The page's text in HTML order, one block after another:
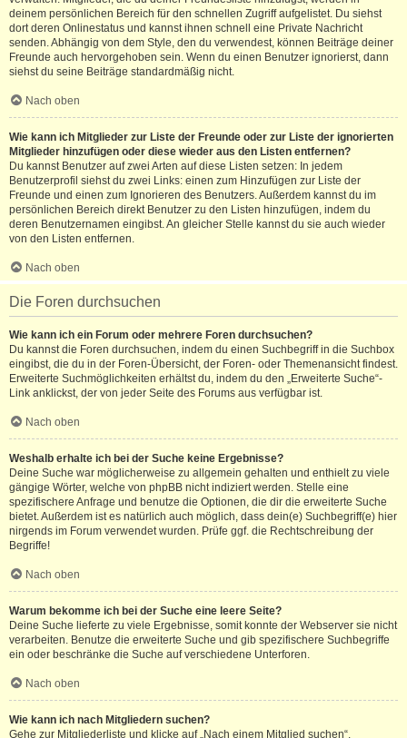
deinem persönlichen Bereich für den schnellen Zugriff aufgelistet. Du siehst
dort deren Onlinestatus und kannst ihnen schnell eine Private Nachricht
senden. Abhängig von dem Style, den du verwendest, können Beiträge deiner
Freunde auch hervorgehoben sein. Wenn du einen Benutzer ignorierst, dann
siehst du seine Beiträge standardmäßig nicht.
Nach oben
Wie kann ich Mitglieder zur Liste der Freunde oder zur Liste der ignorierten
Mitglieder hinzufügen oder diese wieder aus den Listen entfernen?
Du kannst Benutzer auf zwei Arten auf diese Listen setzen: In jedem
Benutzerprofil siehst du zwei Links: einen zum Hinzufügen zur Liste der
Freunde und einen zum Ignorieren des Benutzers. Außerdem kannst du im
persönlichen Bereich direkt Benutzer zu den Listen hinzufügen, indem du
deren Benutzernamen eingibst. An gleicher Stelle kannst du sie auch wieder
von den Listen entfernen.
Nach oben
Die Foren durchsuchen
Wie kann ich ein Forum oder mehrere Foren durchsuchen?
Du kannst die Foren durchsuchen, indem du einen Suchbegriff in die Suchbox
eingibst, die du in der Foren-Übersicht, der Foren- oder Themenansicht findest.
Erweiterte Suchmöglichkeiten erhältst du, indem du den „Erweiterte Suche“-
Link anklickst, der von jeder Seite des Forums aus verfügbar ist.
Nach oben
Weshalb erhalte ich bei der Suche keine Ergebnisse?
Deine Suche war möglicherweise zu allgemein gehalten und enthielt zu viele
gängige Wörter, welche von phpBB nicht indiziert werden. Stelle eine
spezifischere Anfrage und benutze die Optionen, die dir die erweiterte Suche
bietet. Außerdem ist es natürlich auch möglich, dass dein(e) Suchbegriff(e) hier
nirgends im Forum verwendet wurden. Prüfe ggf. die Rechtschreibung der
Begriffe!
Nach oben
Warum bekomme ich bei der Suche eine leere Seite?
Deine Suche lieferte zu viele Ergebnisse, somit konnte der Webserver sie nicht
verarbeiten. Benutze die erweiterte Suche und gib spezifischere Suchbegriffe
ein oder beschränke die Suche auf verschiedene Unterforen.
Nach oben
Wie kann ich nach Mitgliedern suchen?
Gehe zur Mitgliederliste und klicke auf „Nach einem Mitglied suchen“.